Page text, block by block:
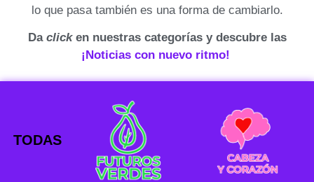
lo que pasa también es una forma de cambiarlo.
Da clicken nuestras categorías y descubre las
¡Noticias con nuevo ritmo!
TODAS